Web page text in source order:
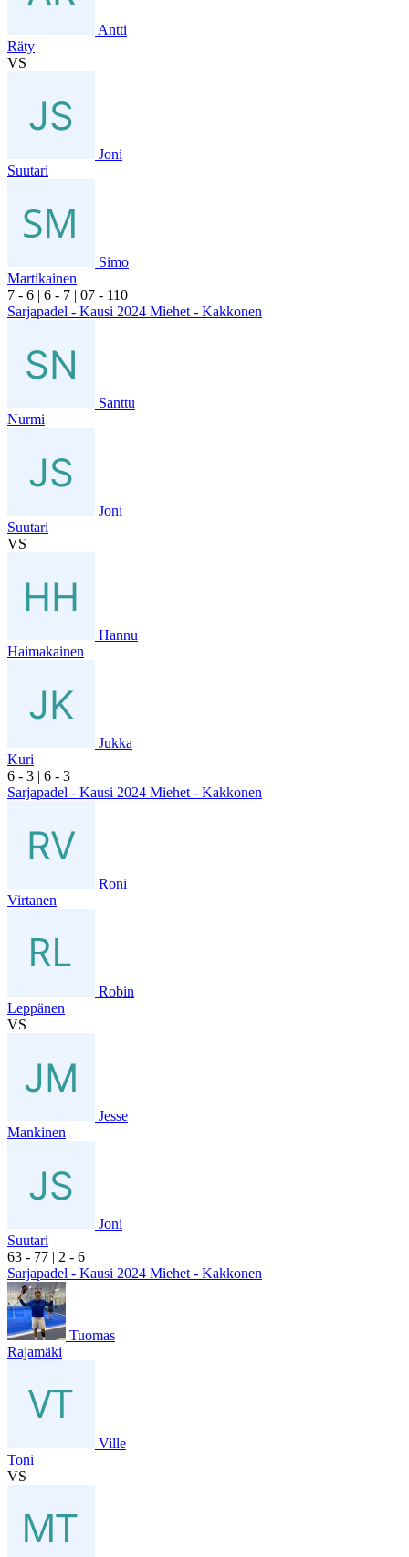
Antti
Räty
VS
Joni
Suutari
Simo
Martikainen
7 - 6 | 6 - 7 | 07 - 110
Sarjapadel - Kausi 2024 Miehet - Kakkonen
Santtu
Nurmi
Joni
Suutari
VS
Hannu
Haimakainen
Jukka
Kuri
6 - 3 | 6 - 3
Sarjapadel - Kausi 2024 Miehet - Kakkonen
Roni
Virtanen
Robin
Leppänen
VS
Jesse
Mankinen
Joni
Suutari
63 - 77 | 2 - 6
Sarjapadel - Kausi 2024 Miehet - Kakkonen
Tuomas
Rajamäki
Ville
Toni
VS